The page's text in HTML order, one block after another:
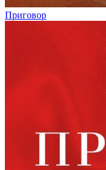
Приговор